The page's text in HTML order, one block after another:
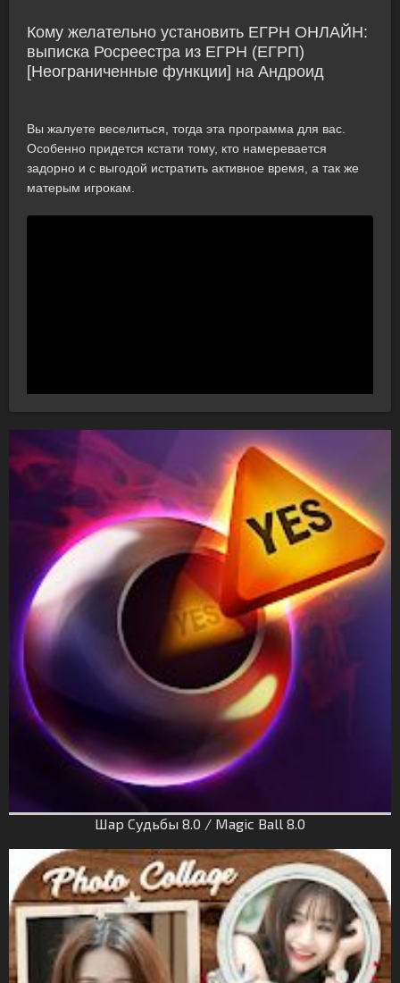
Кому желательно установить ЕГРН ОНЛАЙН:
выписка Росреестра из ЕГРН (ЕГРП)
[Неограниченные функции] на Андроид
Вы жалуете веселиться, тогда эта программа для вас.
Особенно придется кстати тому, кто намеревается
задорно и с выгодой истратить активное время, а так же
матерым игрокам.
Шар Судьбы 8.0 / Magic Ball 8.0